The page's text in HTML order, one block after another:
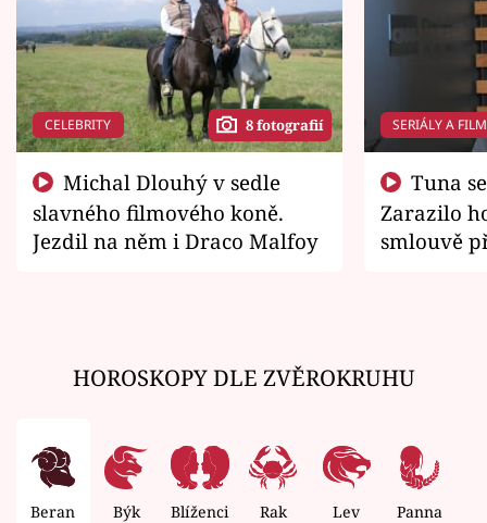
CELEBRITY 8 fotografií
slavného filmového koně.
Jezdil na něm i Draco Malfoy
SERIÁLY A
Zarazilo
smlouvě
HOROSKOPY DLE ZVĚROKRUHU
Beran Býk Blíženci Rak Lev Panna